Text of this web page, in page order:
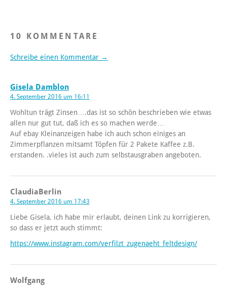
10 KOMMENTARE
Schreibe einen Kommentar →
Gisela Damblon
4. September 2016 um 16:11
Wohltun trägt Zinsen….das ist so schön beschrieben wie etwas
allen nur gut tut, daß ich es so machen werde…
Auf ebay Kleinanzeigen habe ich auch schon einiges an
Zimmerpflanzen mitsamt Töpfen für 2 Pakete Kaffee z.B.
erstanden. .vieles ist auch zum selbstausgraben angeboten.
ClaudiaBerlin
4. September 2016 um 17:43
Liebe Gisela, ich habe mir erlaubt, deinen Link zu korrigieren,
so dass er jetzt auch stimmt:
https://www.instagram.com/verfilzt_zugenaeht_feltdesign/
Wolfgang